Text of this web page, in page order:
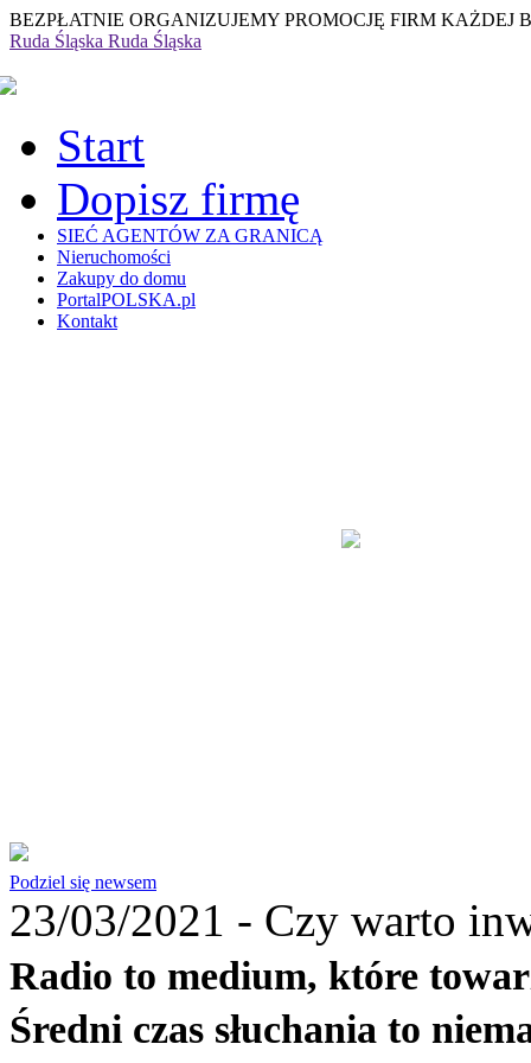
BEZPŁATNIE ORGANIZUJEMY PROMOCJĘ FIRM KAŻDEJ
Ruda Śląska Ruda Śląska
Start
Dopisz firmę
SIEĆ AGENTÓW ZA GRANICĄ
Nieruchomości
Zakupy do domu
PortalPOLSKA.pl
Kontakt
Podziel się newsem
23/03/2021 - Czy warto
Radio to medium, które
Średni czas słuchania to